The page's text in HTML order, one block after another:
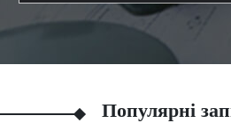
Популярні